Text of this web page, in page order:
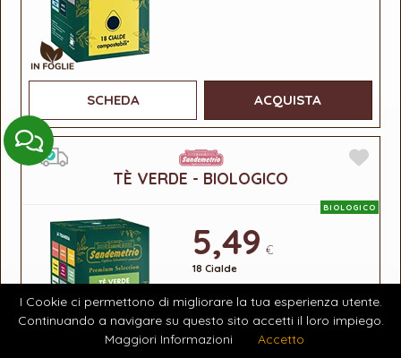
SCHEDA ACQUISTA
TÈ VERDE - BIOLOGICO
BIOLOGICO
5,49 €
18 Cialde
I Cookie ci permettono di migliorare la tua esperienza utente.
Continuando a navigare su questo sito accetti il loro impiego.
Maggiori Informazioni
Accetto